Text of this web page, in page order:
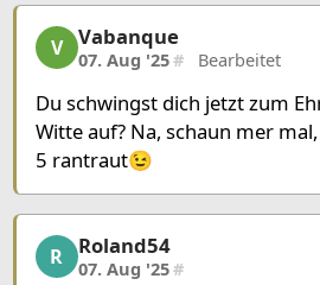
4
2
King White
1
Pieces lists
Pieces White
King b2
Queen b6
Vabanque, 2/23, 07. Aug '25
V Vabanque
07. Aug '25# Bearbeitet
Du schwingst dich jetzt zum
Witte auf? Na, schaun mer
5 rantraut😉
Roland54, 3/23, 07. Aug '25
R Roland54
07. Aug '25#